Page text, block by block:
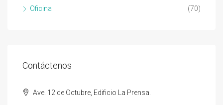
Oficina (70)
Contáctenos
Ave. 12 de Octubre, Edificio La Prensa.